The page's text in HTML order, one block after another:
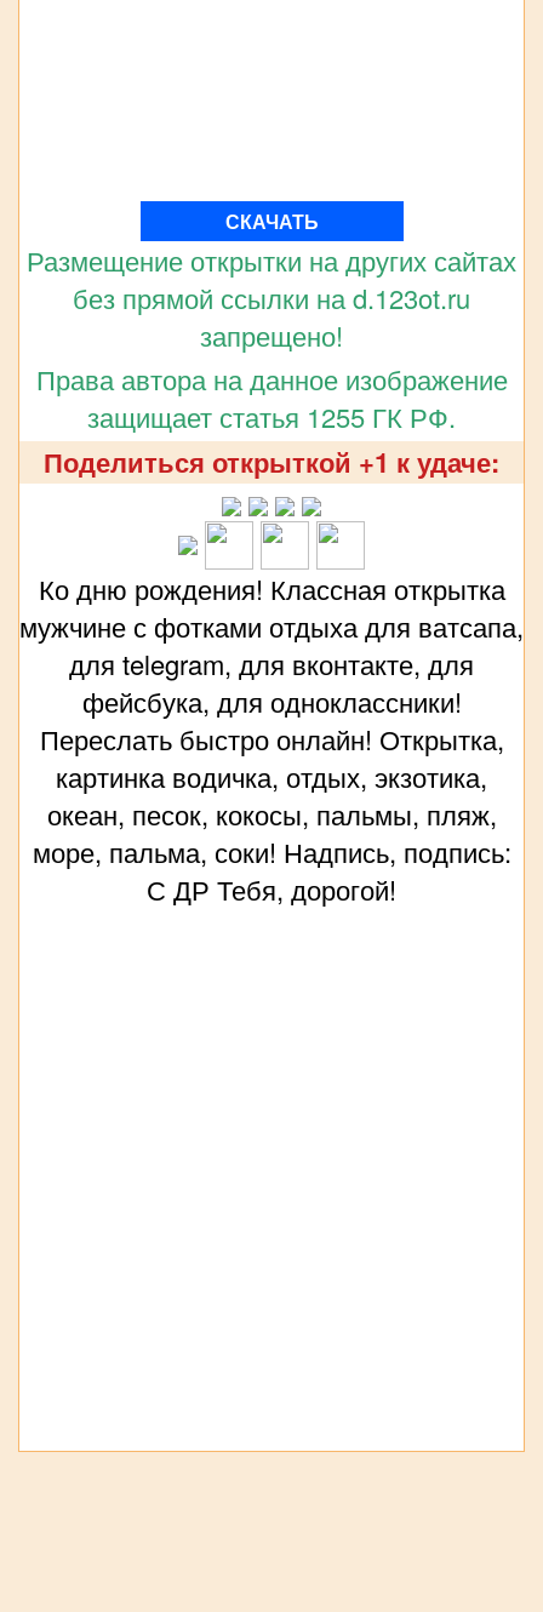
СКАЧАТЬ
Размещение открытки на других сайтах
без прямой ссылки на d.123ot.ru
запрещено!
Права автора на данное изображение
защищает статья 1255 ГК РФ.
Поделиться открыткой +1 к удаче:
Ко дню рождения! Классная открытка
мужчине с фотками отдыха для ватсапа,
для telegram, для вконтакте, для
фейсбука, для одноклассники!
Переслать быстро онлайн! Открытка,
картинка водичка, отдых, экзотика,
океан, песок, кокосы, пальмы, пляж,
море, пальма, соки! Надпись, подпись:
С ДР Тебя, дорогой!